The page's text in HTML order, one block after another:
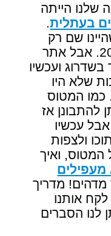
שלנו הייתה
בעתלית.
שם רק
שנינו בשנת 2019. אבל אתר
ועכשיו
שלא היו
קיימות ב-2019. כמו המטוס
להתבונן אז
עכשיו
ולצפות
ואיך
מעפילים
מדהים! מדריך
אותנו
לנו הסברים